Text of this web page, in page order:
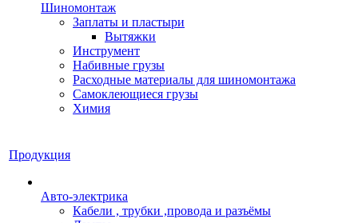
Шиномонтаж
Заплаты и пластыри
Вытяжки
Инструмент
Набивные грузы
Расходные материалы для шиномонтажа
Самоклеющиеся грузы
Химия
Продукция
Авто-электрика
Кабели , трубки ,провода и разъёмы